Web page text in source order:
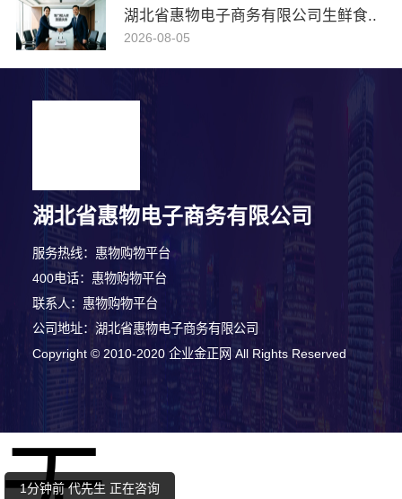
湖北省惠物电子商务有限公司生鲜食..
2026-08-05
湖北省惠物电子商务有限公司
服务热线：惠物购物平台
400电话：惠物购物平台
联系人：惠物购物平台
公司地址：湖北省惠物电子商务有限公司
Copyright © 2010-2020 企业金正网 All Rights Reserved
1分钟前 代先生 正在咨询